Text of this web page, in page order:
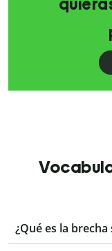
¿Qué es la brecha